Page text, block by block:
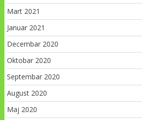
Mart 2021
Januar 2021
Decembar 2020
Oktobar 2020
Septembar 2020
August 2020
Maj 2020